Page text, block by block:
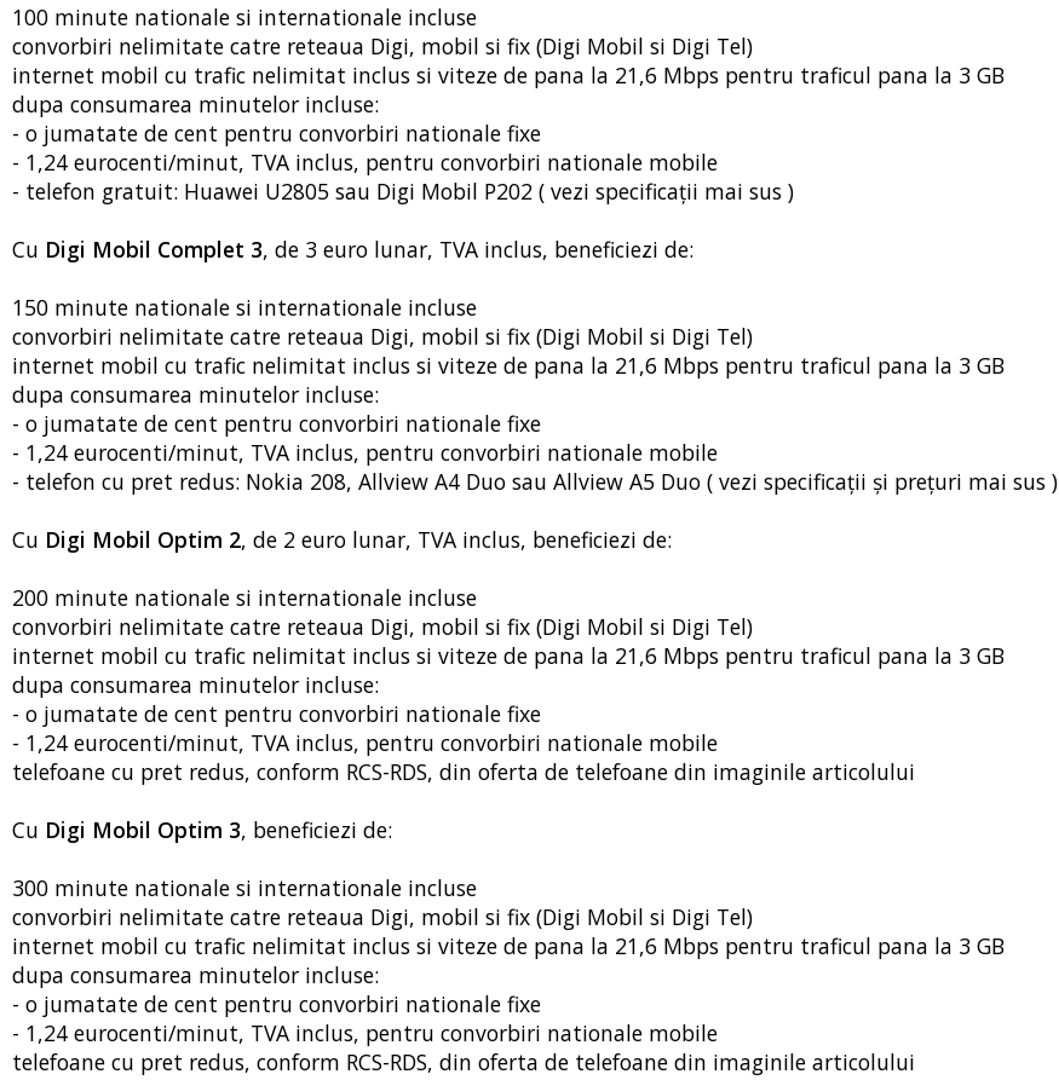
100 minute nationale si internationale incluse
convorbiri nelimitate catre reteaua Digi, mobil si fix (Digi Mobil si Digi Tel)
internet mobil cu trafic nelimitat inclus si viteze de pana la 21,6 Mbps pentru traficul pana la 3 GB
dupa consumarea minutelor incluse:
- o jumatate de cent pentru convorbiri nationale fixe
- 1,24 eurocenti/minut, TVA inclus, pentru convorbiri nationale mobile
- telefon gratuit: Huawei U2805 sau Digi Mobil P202 ( vezi specificații mai sus )
Cu Digi Mobil Complet 3, de 3 euro lunar, TVA inclus, beneficiezi de:
150 minute nationale si internationale incluse
convorbiri nelimitate catre reteaua Digi, mobil si fix (Digi Mobil si Digi Tel)
internet mobil cu trafic nelimitat inclus si viteze de pana la 21,6 Mbps pentru traficul pana la 3 GB
dupa consumarea minutelor incluse:
- o jumatate de cent pentru convorbiri nationale fixe
- 1,24 eurocenti/minut, TVA inclus, pentru convorbiri nationale mobile
- telefon cu pret redus: Nokia 208, Allview A4 Duo sau Allview A5 Duo ( vezi specificații și prețuri mai sus )
Cu Digi Mobil Optim 2, de 2 euro lunar, TVA inclus, beneficiezi de:
200 minute nationale si internationale incluse
convorbiri nelimitate catre reteaua Digi, mobil si fix (Digi Mobil si Digi Tel)
internet mobil cu trafic nelimitat inclus si viteze de pana la 21,6 Mbps pentru traficul pana la 3 GB
dupa consumarea minutelor incluse:
- o jumatate de cent pentru convorbiri nationale fixe
- 1,24 eurocenti/minut, TVA inclus, pentru convorbiri nationale mobile
telefoane cu pret redus, conform RCS-RDS, din oferta de telefoane din imaginile articolului
Cu Digi Mobil Optim 3, beneficiezi de:
300 minute nationale si internationale incluse
convorbiri nelimitate catre reteaua Digi, mobil si fix (Digi Mobil si Digi Tel)
internet mobil cu trafic nelimitat inclus si viteze de pana la 21,6 Mbps pentru traficul pana la 3 GB
dupa consumarea minutelor incluse:
- o jumatate de cent pentru convorbiri nationale fixe
- 1,24 eurocenti/minut, TVA inclus, pentru convorbiri nationale mobile
telefoane cu pret redus, conform RCS-RDS, din oferta de telefoane din imaginile articolului